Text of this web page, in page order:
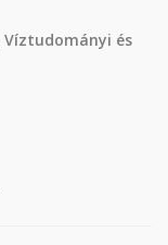
Víztudományi és